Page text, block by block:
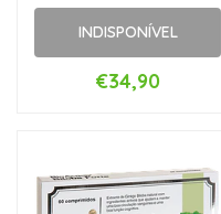
INDISPONÍVEL
€34,90